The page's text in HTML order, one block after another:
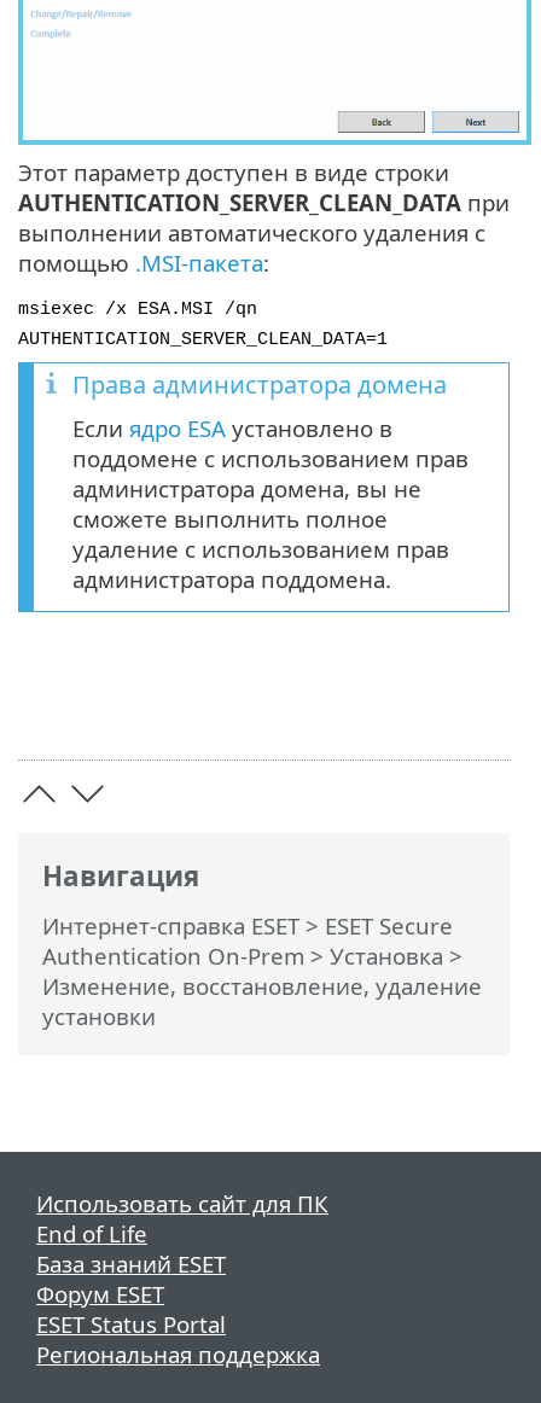
Навигация
Интернет-справка ESET> ESET Secure
Authentication On-Prem > Установка >
Изменение, восстановление, удаление
установки
Этот параметр доступен в виде строки
AUTHENTICATION_SERVER_CLEAN_DATA при
выполнении автоматического удаления с
помощью .MSI-пакета:
msiexec /x ESA.MSI /qn
AUTHENTICATION_SERVER_CLEAN_DATA=1
Права администратора домена
Если ядро ESA установлено в
поддомене с использованием прав
администратора домена, вы не
сможете выполнить полное
удаление с использованием прав
администратора поддомена.
Использовать сайт для ПК
End of Life
База знаний ESET
Форум ESET
ESET Status Portal
Региональная поддержка